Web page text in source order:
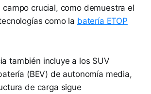
campo crucial, como demuestra el
como la batería ETOP
también incluye a los SUV
(BEV) de autonomía media,
de carga sigue